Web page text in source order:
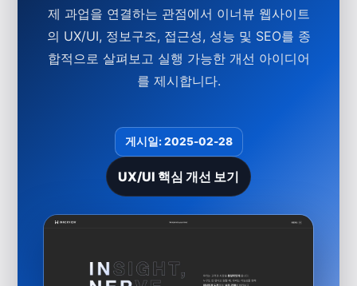
제 과업을 연결하는 관점에서 이너뷰 웹사이트
의 UX/UI, 정보구조, 접근성, 성능 및 SEO를 종
합적으로 살펴보고 실행 가능한 개선 아이디어
를 제시합니다.
게시일: 2025-02-28
UX/UI 핵심 개선 보기